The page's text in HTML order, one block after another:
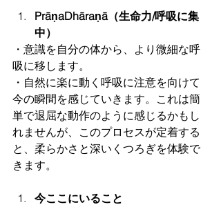
PrāṇaDhāraṇā（生命力/呼吸に集
中）
・意識を自分の体から、より微細な呼
吸に移します。
・自然に楽に動く呼吸に注意を向けて
今の瞬間を感じていきます。これは簡
単で退屈な動作のように感じるかもし
れませんが、このプロセスが定着する
と、柔らかさと深いくつろぎを体験で
きます。
今ここにいること